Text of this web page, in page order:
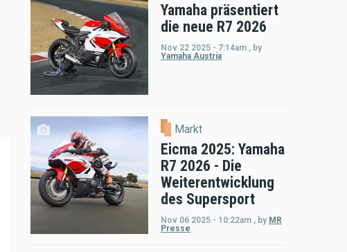
Yamaha präsentiert
die neue R7 2026
Nov 22 2025 - 7:14am , by
Yamaha Austria
Markt
Eicma 2025: Yamaha
R7 2026 - Die
Weiterentwicklung
des Supersport
Nov 06 2025 - 10:22am , by MR
Presse